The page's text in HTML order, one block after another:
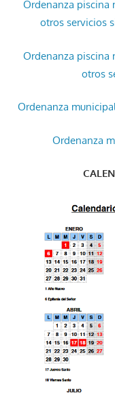
Ordenanza piscina
otros servicios
Ordenanza piscina
otros
Ordenanza
Ordenanza